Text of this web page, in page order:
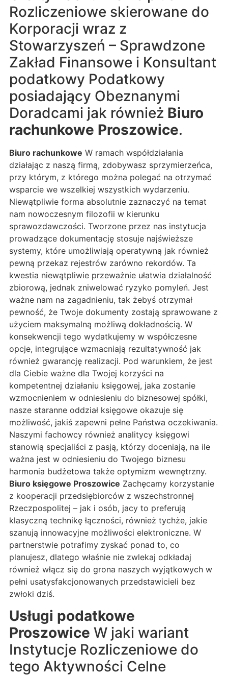
Rozliczeniowe skierowane do
Korporacji wraz z
Stowarzyszeń – Sprawdzone
Zakład Finansowe i Konsultant
podatkowy Podatkowy
posiadający Obeznanymi
Doradcami jak również Biuro
rachunkowe Proszowice.
Biuro rachunkowe W ramach współdziałania
działając z naszą firmą, zdobywasz sprzymierzeńca,
przy którym, z którego można polegać na otrzymać
wsparcie we wszelkiej wszystkich wydarzeniu.
Niewątpliwie forma absolutnie zaznaczyć na temat
nam nowoczesnym filozofii w kierunku
sprawozdawczości. Tworzone przez nas instytucja
prowadzące dokumentację stosuje najświeższe
systemy, które umożliwiają operatywną jak również
pewną przekaz rejestrów zarówno rekordów. Ta
kwestia niewątpliwie przeważnie ułatwia działalność
zbiorową, jednak zniwelować ryzyko pomyleń. Jest
ważne nam na zagadnieniu, tak żebyś otrzymał
pewność, że Twoje dokumenty zostają sprawowane z
użyciem maksymalną możliwą dokładnością. W
konsekwencji tego wydatkujemy w współczesne
opcje, integrujące wzmacniają rezultatywność jak
również gwarancję realizacji. Pod warunkiem, że jest
dla Ciebie ważne dla Twojej korzyści na
kompetentnej działaniu księgowej, jaka zostanie
wzmocnieniem w odniesieniu do biznesowej spółki,
nasze staranne oddział księgowe okazuje się
możliwość, jakiś zapewni pełne Państwa oczekiwania.
Naszymi fachowcy również analitycy księgowi
stanowią specjaliści z pasją, którzy doceniają, na ile
ważna jest w odniesieniu do Twojego biznesu
harmonia budżetowa także optymizm wewnętrzny.
Biuro księgowe Proszowice Zachęcamy korzystanie
z kooperacji przedsiębiorców z wszechstronnej
Rzeczpospolitej – jak i osób, jacy to preferują
klasyczną technikę łączności, również tychże, jakie
szanują innowacyjne możliwości elektroniczne. W
partnerstwie potrafimy zyskać ponad to, co
planujesz, dlatego właśnie nie zwlekaj odkładaj
również włącz się do grona naszych wyjątkowych w
pełni usatysfakcjonowanych przedstawicieli bez
zwłoki dziś.
Usługi podatkowe
Proszowice W jaki wariant
Instytucje Rozliczeniowe do
tego Aktywności Celne